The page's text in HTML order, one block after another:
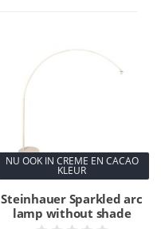
NU OOK IN CREME EN CACAO
KLEUR
Steinhauer Sparkled arc
lamp without shade